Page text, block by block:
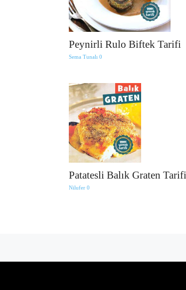
Peynirli Rulo Biftek Tarifi
Sema Tunalı 0
Patatesli Balık Graten Tarifi
Nilufer 0